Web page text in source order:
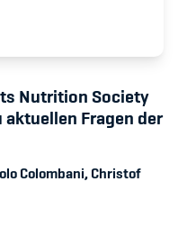
Nutrition Society
Fragen der
Colombani, Christof